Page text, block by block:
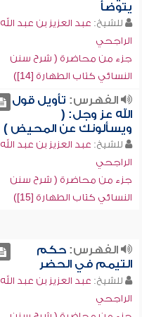
يتوضأ
للشيخ: عبد العزيز بن عبد الله
الراجحي
جزء من محاضرة ( شرح سنن
النسائي كتاب الطهارة [14])
الفهرس: تأويل قول
الله عز وجل: (
ويسألونك عن المحيض )
للشيخ: عبد العزيز بن عبد الله
الراجحي
جزء من محاضرة ( شرح سنن
النسائي كتاب الطهارة [15])
الفهرس:حكم
التيمم في الحضر
للشيخ: عبد العزيز بن عبد الله
الراجحي